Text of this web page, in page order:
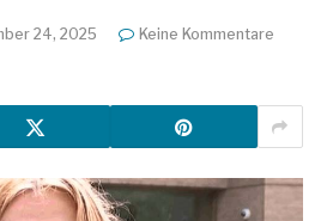
24, 2025
Keine Kommentare